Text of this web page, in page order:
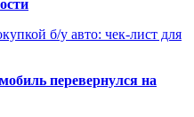
б/у авто: чек-лист для
перевернулся на